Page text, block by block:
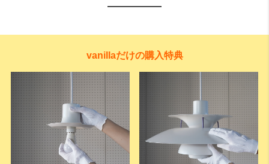
vanillaだけの購入特典